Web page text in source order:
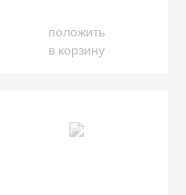
положить
в корзину